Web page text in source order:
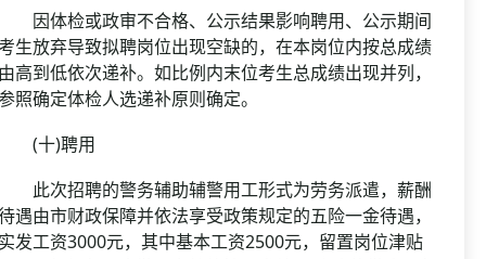
体检或政审不合格、公示结果影响聘用、公示期间
生放弃导致拟聘岗位出现空缺的，在本岗位内按总成绩
高到低依次递补。如比例内末位考生总成绩出现并列，
照确定体检人选递补原则确定。
十)聘用
次招聘的警务辅助辅警用工形式为劳务派遣，薪酬
遇由市财政保障并依法享受政策规定的五险一金待遇，
发工资3000元，其中基本工资2500元，留置岗位津贴